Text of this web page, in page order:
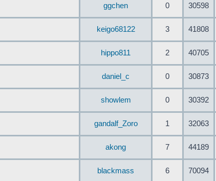
ggchen 0 30598
keigo68122 3 41808
hippo811 2 40705
daniel_c 0 30873
showlem 0 30392
gandalf_Zoro 1 32063
akong 7 44189
blackmass 6 70094